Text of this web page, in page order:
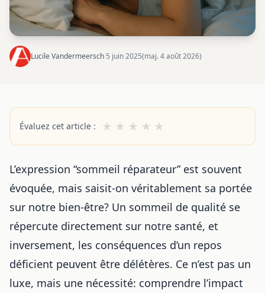
Lucile Vandermeersch·5 juin 2025(maj. 4 août 2026)
Évaluez cet article : ★ ★ ★ ★ ★
L’expression “sommeil réparateur” est souvent
évoquée, mais saisit-on véritablement sa portée
sur notre bien-être? Un sommeil de qualité se
répercute directement sur notre santé, et
inversement, les conséquences d’un repos
déficient peuvent être délétères. Ce n’est pas un
luxe, mais une nécessité: comprendre l’impact